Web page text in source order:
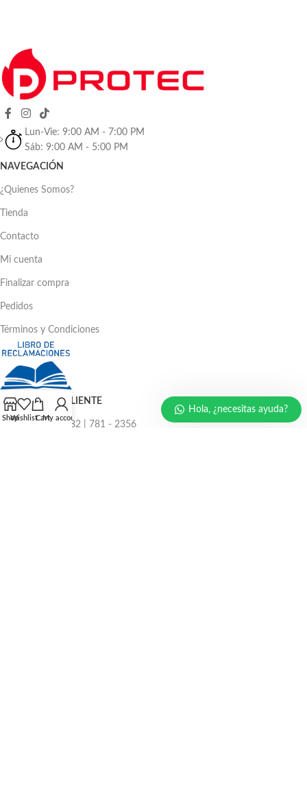
Lun-Vie: 9:00 AM - 7:00 PM
Sáb: 9:00 AM - 5:00 PM
NAVEGACIÓN
¿Quienes Somos?
Tienda
Contacto
Mi cuenta
Finalizar compra
Pedidos
Términos y Condiciones
ATENCIÓN AL CLIENTE
Ventas: 386 - 4582 | 781 - 2356
ShopWishlistCartMy account
Hola, ¿necesitas ayuda?